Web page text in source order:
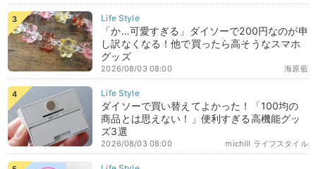
「か…可愛すぎる」ダイソーで200円なのが申
し訳なくなる！他で買ったら高そうなスマホ
グッズ
海原藍
2026/08/03 08:00
ダイソーで買い替えてよかった！「100均の
商品とは思えない！」便利すぎる高機能グッ
ズ3選
michill ライフスタイル
2026/08/03 08:00